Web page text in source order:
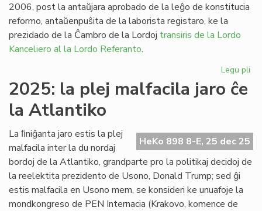
2006, post la antaŭjara aprobado de la leĝo de konstitucia
reformo, antaŭenpuŝita de la laborista registaro, ke la
prezidado de la Ĉambro de la Lordoj transiris de la Lordo
Kanceliero al la Lordo Referanto.
Legu pli
la
2025: la plej malfacila jaro ĉe
la Atlantiko
HeKo 898 8-E, 25 dec 25
La ﬁniĝanta jaro estis la plej
malfacila inter la du nordaj
bordoj de la Atlantiko, grandparte pro la politikaj decidoj de
la reelektita prezidento de Usono, Donald Trump; sed ĝi
estis malfacila en Usono mem, se konsideri ke unuafoje la
mondkongreso de PEN Internacia (Krakovo, komence de